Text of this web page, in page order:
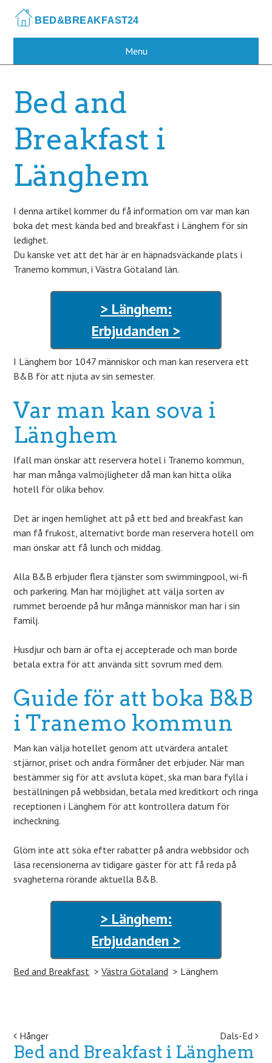
main
Menu
Bed and
Breakfast i
Länghem
I denna artikel kommer du få information om var man kan
boka det mest kända bed and breakfast i Länghem för sin
ledighet.
Du kanske vet att det här är en häpnadsväckande plats i
Tranemo kommun, i Västra Götaland län.
> Länghem:
Erbjudanden >
I Länghem bor 1047 människor och man kan reservera ett
B&B för att njuta av sin semester.
Var man kan sova i
Länghem
Ifall man önskar att reservera hotel i Tranemo kommun,
har man många valmöjligheter då man kan hitta olika
hotell för olika behov.
Det är ingen hemlighet att på ett bed and breakfast kan
man få frukost, alternativt borde man reservera hotell om
man önskar att få lunch och middag.
Alla B&B erbjuder flera tjänster som swimmingpool, wi-fi
och parkering. Man har möjlighet att välja sorten av
rummet beroende på hur många människor man har i sin
familj.
Husdjur och barn är ofta ej accepterade och man borde
betala extra för att använda sitt sovrum med dem.
Guide för att boka B&B
i Tranemo kommun
Man kan välja hotellet genom att utvärdera antalet
stjärnor, priset och andra förmåner det erbjuder. När man
bestämmer sig för att avsluta köpet, ska man bara fylla i
beställningen på webbsidan, betala med kreditkort och ringa
receptionen i Länghem för att kontrollera datum för
incheckning.
Glöm inte att söka efter rabatter på andra webbsidor och
läsa recensionerna av tidigare gäster för att få reda på
svagheterna rörande aktuella B&B.
> Länghem:
Erbjudanden >
Bed and Breakfast Västra Götaland Länghem
Post navigation
Hånger Dals-Ed
Bed and Breakfast i Länghem